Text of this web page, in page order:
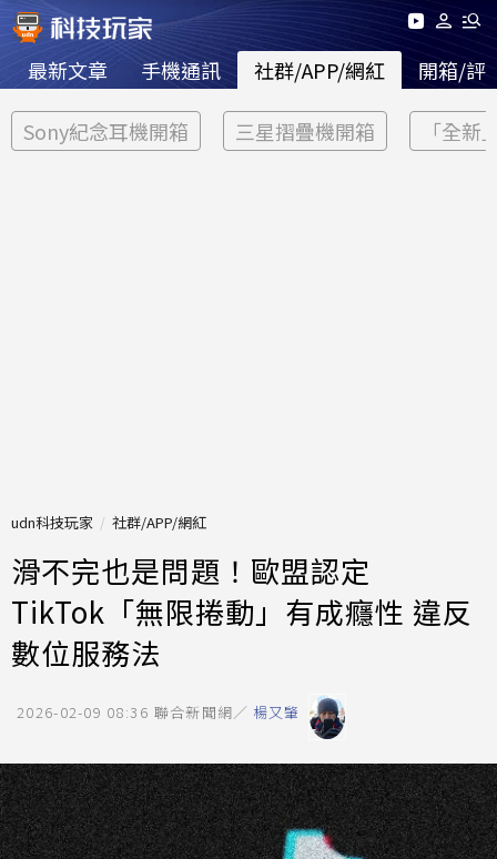
最新文章 手機通訊 社群/APP/網紅 開箱/評
Sony紀念耳機開箱 三星摺疊機開箱 「全新
udn科技玩家 社群/APP/網紅
滑不完也是問題！歐盟認定
TikTok「無限捲動」有成癮性 違反
數位服務法
2026-02-09 08:36 聯合新聞網／ 楊又肇